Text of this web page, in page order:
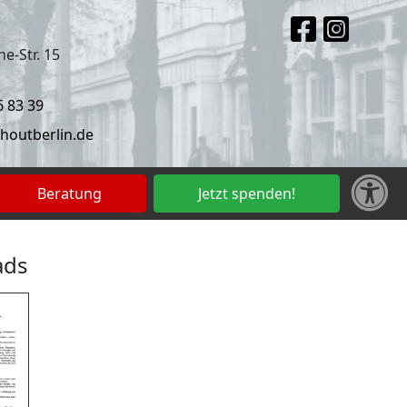
Str. 15
83 39
Beratung Jetzt spenden!